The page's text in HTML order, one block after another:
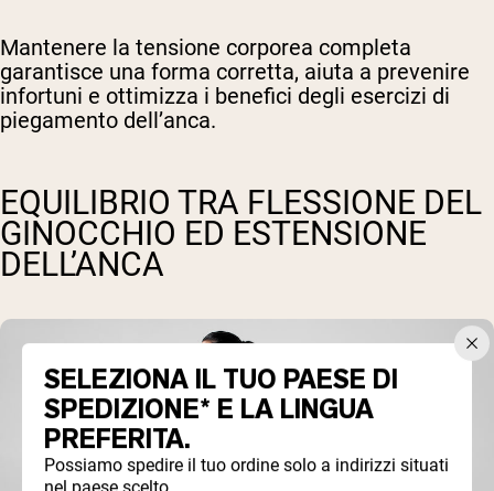
Mantenere la tensione corporea completa
garantisce una forma corretta, aiuta a prevenire
infortuni e ottimizza i benefici degli esercizi di
piegamento dell’anca.
EQUILIBRIO TRA FLESSIONE DEL
GINOCCHIO ED ESTENSIONE
DELL’ANCA
SELEZIONA IL TUO PAESE DI
SPEDIZIONE* E LA LINGUA
PREFERITA.
Possiamo spedire il tuo ordine solo a indirizzi situati
nel paese scelto.